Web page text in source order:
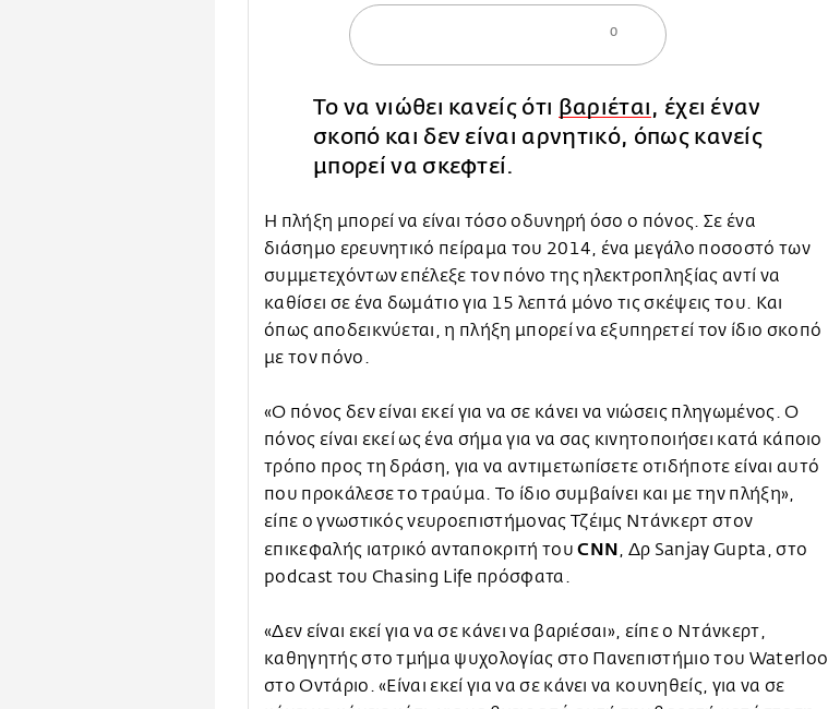
0
Το να νιώθει κανείς ότι βαριέται, έχει έναν
σκοπό και δεν είναι αρνητικό, όπως κανείς
μπορεί να σκεφτεί.
Η πλήξη μπορεί να είναι τόσο οδυνηρή όσο ο πόνος. Σε ένα
διάσημο ερευνητικό πείραμα του 2014, ένα μεγάλο ποσοστό των
συμμετεχόντων επέλεξε τον πόνο της ηλεκτροπληξίας αντί να
καθίσει σε ένα δωμάτιο για 15 λεπτά μόνο τις σκέψεις του. Και
όπως αποδεικνύεται, η πλήξη μπορεί να εξυπηρετεί τον ίδιο σκοπό
με τον πόνο.
«Ο πόνος δεν είναι εκεί για να σε κάνει να νιώσεις πληγωμένος. Ο
πόνος είναι εκεί ως ένα σήμα για να σας κινητοποιήσει κατά κάποιο
τρόπο προς τη δράση, για να αντιμετωπίσετε οτιδήποτε είναι αυτό
που προκάλεσε το τραύμα. Το ίδιο συμβαίνει και με την πλήξη»,
είπε ο γνωστικός νευροεπιστήμονας Τζέιμς Ντάνκερτ στον
επικεφαλής ιατρικό ανταποκριτή τουCNN, Δρ Sanjay Gupta, στο
podcast του Chasing Life πρόσφατα.
«Δεν είναι εκεί για να σε κάνει να βαριέσαι», είπε ο Ντάνκερτ,
καθηγητής στο τμήμα ψυχολογίας στο Πανεπιστήμιο του Waterloo
στο Οντάριο. «Είναι εκεί για να σε κάνει να κουνηθείς, για να σε